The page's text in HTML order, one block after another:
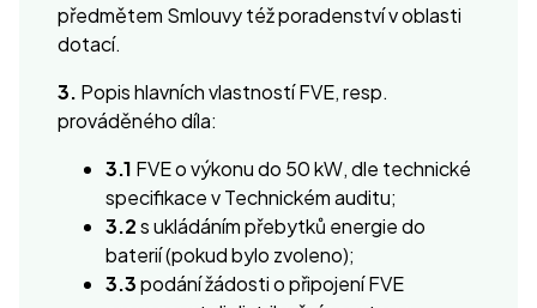
předmětem Smlouvy též poradenství v oblasti
dotací.
3. Popis hlavních vlastností FVE, resp.
prováděného díla:
3.1 FVE o výkonu do 50 kW, dle technické
specifikace v Technickém auditu;
3.2s ukládáním přebytků energie do
baterií (pokud bylo zvoleno);
3.3podání žádosti o připojení FVE